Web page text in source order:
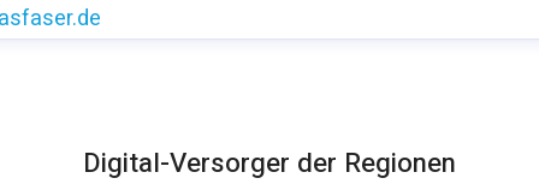
Digital-Versorger der Regionen